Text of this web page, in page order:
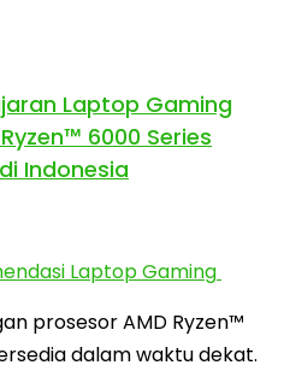
Laptop Gaming
6000 Series
Indonesia
prosesor AMD Ryzen™
dalam waktu dekat.